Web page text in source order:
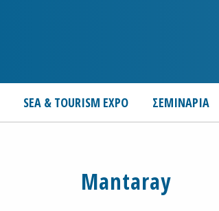
SEA & TOURISM EXPO ΣΕΜΙΝΑΡΙΑ
Mantaray